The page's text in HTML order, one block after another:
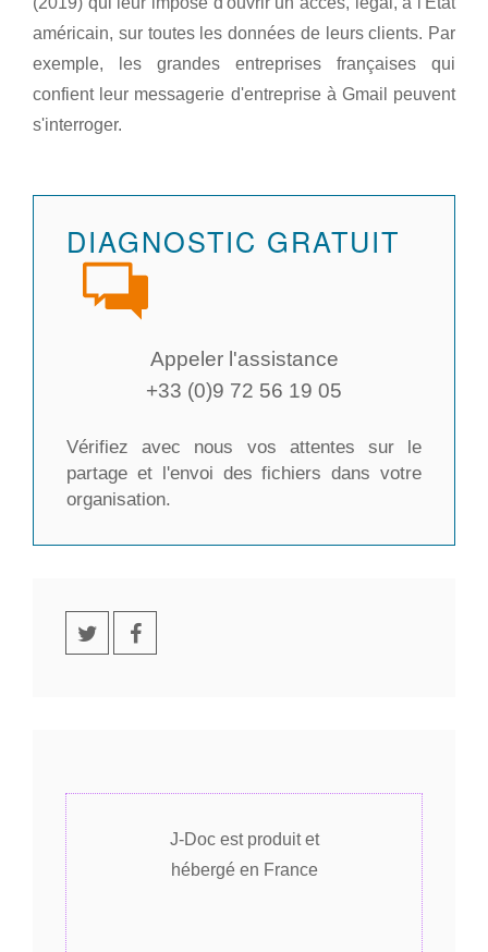
américain, sur toutes les données de leurs clients. Par
exemple, les grandes entreprises françaises qui
confient leur messagerie d'entreprise à Gmail peuvent
s'interroger.
DIAGNOSTIC GRATUIT
Appeler l'assistance
+33 (0)9 72 56 19 05
Vérifiez avec nous vos attentes sur le
partage et l'envoi des fichiers dans votre
organisation.
J-Doc est produit et
hébergé en France